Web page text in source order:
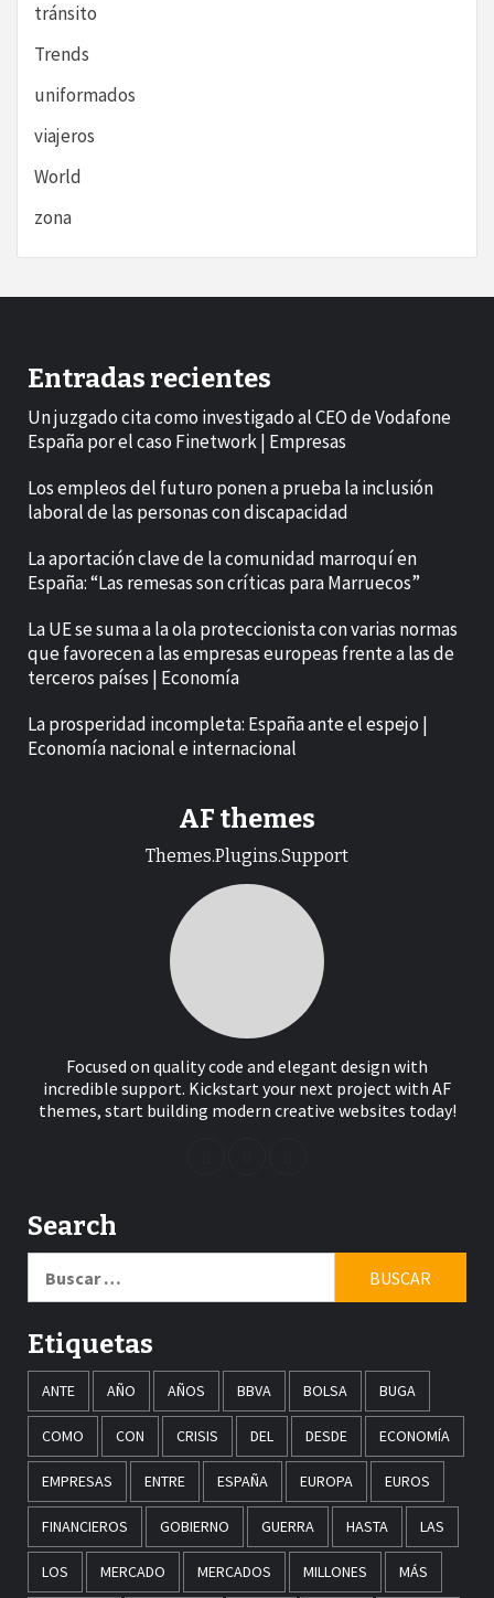
tránsito
Trends
uniformados
viajeros
World
zona
Entradas recientes
Un juzgado cita como investigado al CEO de Vodafone
España por el caso Finetwork | Empresas
Los empleos del futuro ponen a prueba la inclusión
laboral de las personas con discapacidad
La aportación clave de la comunidad marroquí en
España: “Las remesas son críticas para Marruecos”
La UE se suma a la ola proteccionista con varias normas
que favorecen a las empresas europeas frente a las de
terceros países | Economía
La prosperidad incompleta: España ante el espejo |
Economía nacional e internacional
AF themes
Themes.Plugins.Support
Focused on quality code and elegant design with
incredible support. Kickstart your next project with AF
themes, start building modern creative websites today!
Search
Etiquetas
ANTE AÑO AÑOS BBVA BOLSA BUGA
COMO CON CRISIS DEL DESDE ECONOMÍA
EMPRESAS ENTRE ESPAÑA EUROPA EUROS
FINANCIEROS GOBIERNO GUERRA HASTA LAS
LOS MERCADO MERCADOS MILLONES MÁS